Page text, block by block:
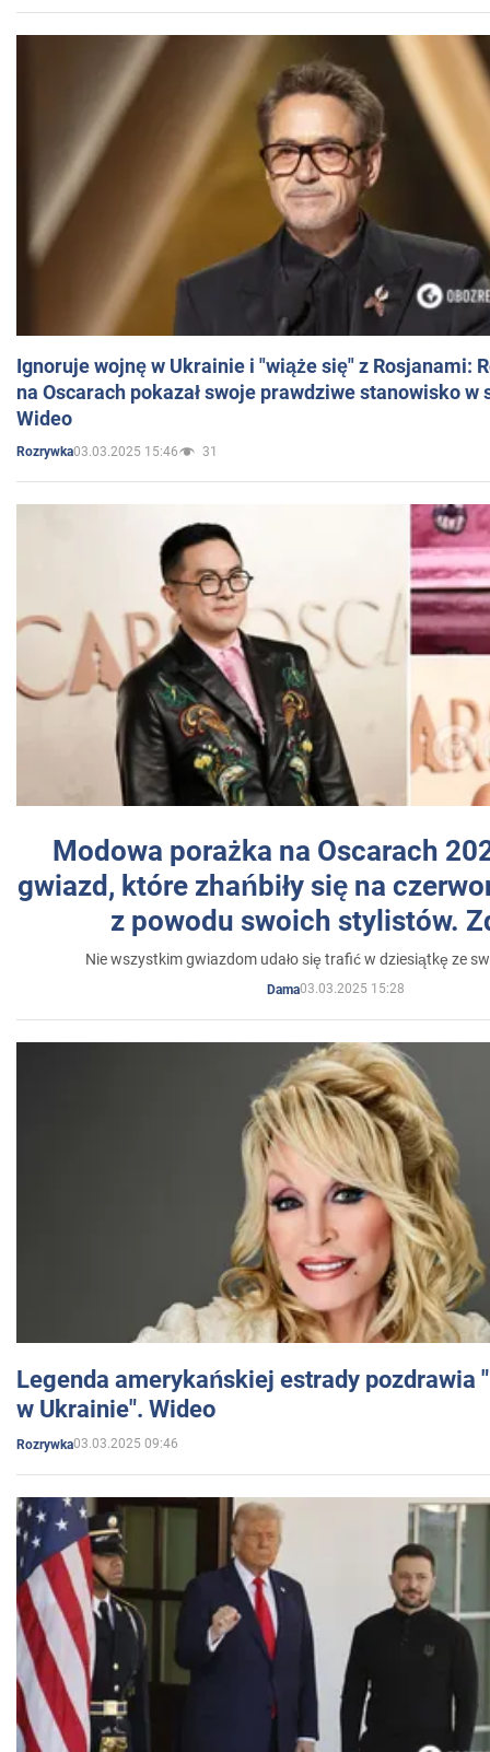
Ignoruje wojnę w Ukrainie i "wiąże się" z Rosjanami:
na Oscarach pokazał swoje prawdziwe stanowisko w
Wideo
Rozrywka03.03.2025 15:46 31
Modowa porażka na Oscarach
gwiazd, które zhańbiły się na
z powodu swoich stylistów.
Nie wszystkim gwiazdom udało się trafić w dziesiątkę ze
Dama03.03.2025 15:28
Legenda amerykańskiej estrady pozdrawia
w Ukrainie". Wideo
Rozrywka03.03.2025 09:46